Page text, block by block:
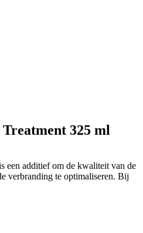
325 ml
een additief om de kwaliteit van de
verbranding te optimaliseren. Bij